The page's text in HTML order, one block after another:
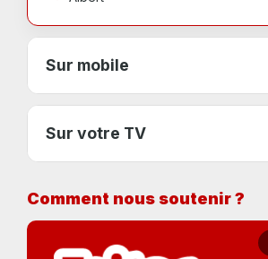
Sur mobile
Sur votre TV
Comment nous soutenir ?